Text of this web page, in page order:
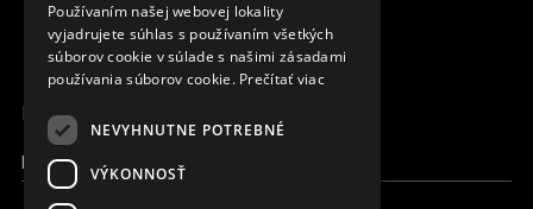
MENU
Moja Magna
FRENCH
Používaním našej webovej lokality
vyjadrujete súhlas s používaním všetkých
súborov cookie v súlade s našimi zásadami
používania súborov cookie. Prečítať viac
NEVYHNUTNE POTREBNÉ
VÝKONNOSŤ